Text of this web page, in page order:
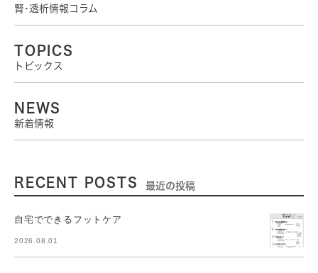
腎･透析情報コラム
TOPICS
トピックス
NEWS
新着情報
RECENT POSTS 最近の投稿
自宅でできるフットケア
2026.08.01